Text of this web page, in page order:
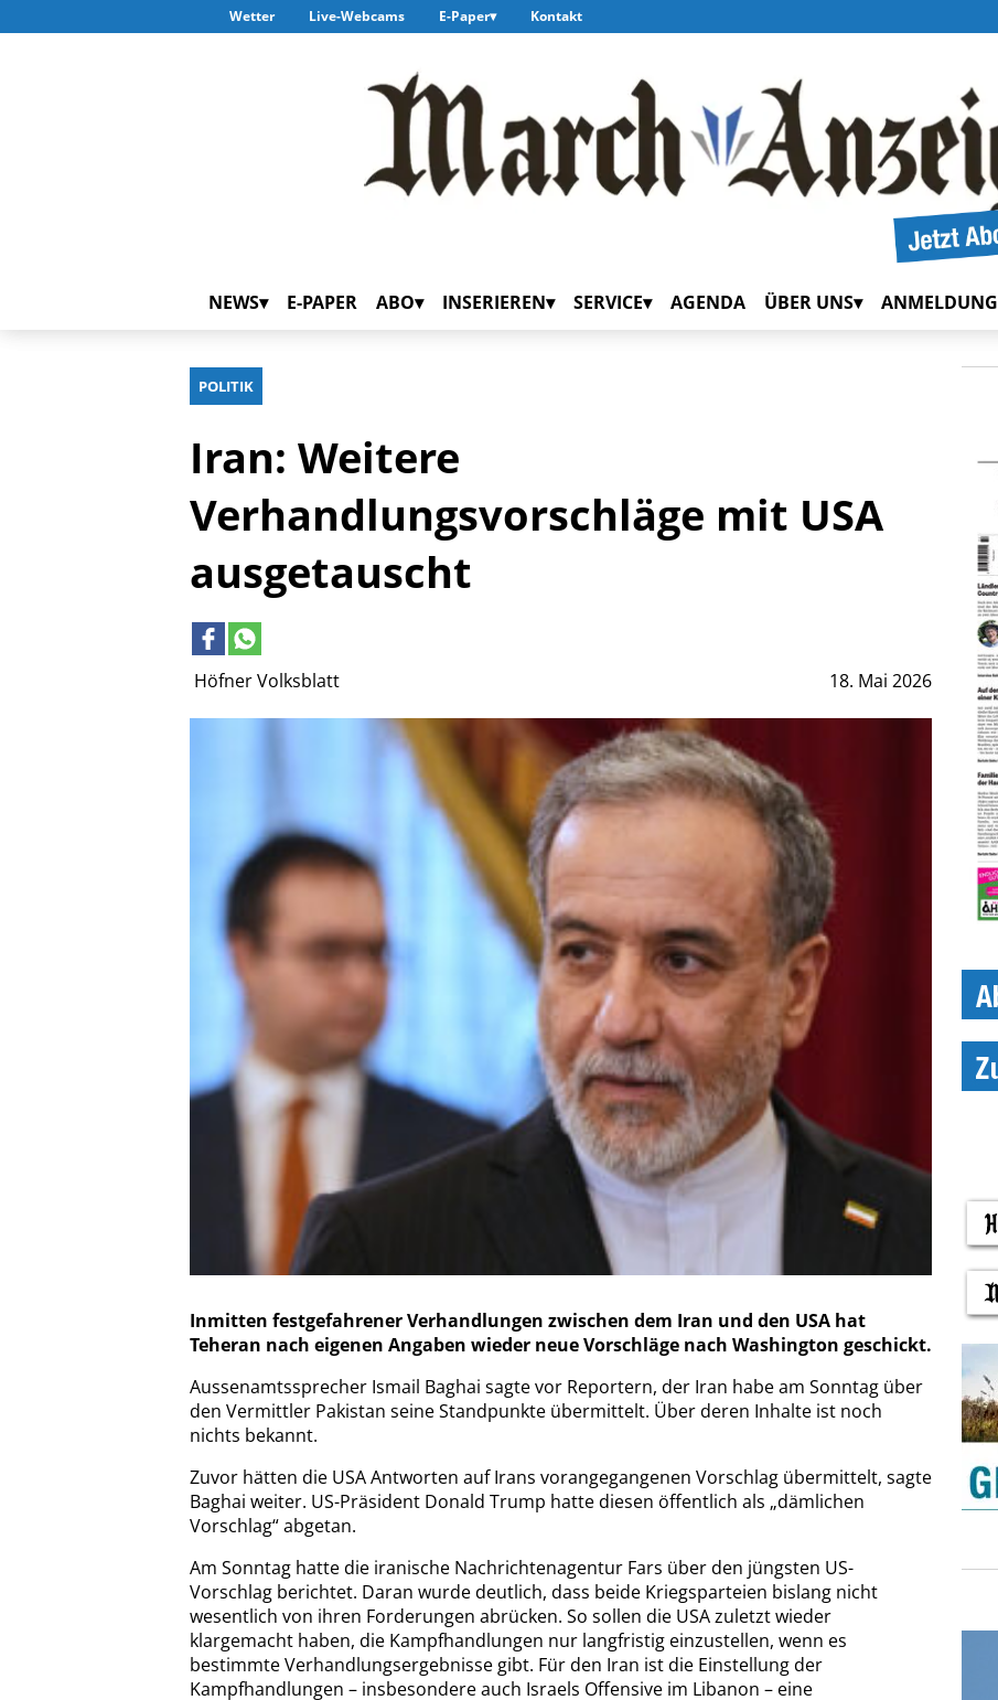
Wetter Live-Webcams E-Paper Kontakt
NEWS E-PAPER ABO INSERIEREN SERVICE AGENDA ÜBER UNS ANMELDUNG
POLITIK
Höfner Volksblatt 18. Mai 2026
Iran: Weitere
Verhandlungsvorschläge mit USA
ausgetauscht
Inmitten festgefahrener Verhandlungen zwischen dem Iran und den USA hat
Teheran nach eigenen Angaben wieder neue Vorschläge nach Washington geschickt.
Aussenamtssprecher Ismail Baghai sagte vor Reportern, der Iran habe am Sonntag über
den Vermittler Pakistan seine Standpunkte übermittelt. Über deren Inhalte ist noch
nichts bekannt.
Zuvor hätten die USA Antworten auf Irans vorangegangenen Vorschlag übermittelt, sagte
Baghai weiter. US-Präsident Donald Trump hatte diesen öffentlich als „dämlichen
Vorschlag“ abgetan.
Am Sonntag hatte die iranische Nachrichtenagentur Fars über den jüngsten US-
Vorschlag berichtet. Daran wurde deutlich, dass beide Kriegsparteien bislang nicht
wesentlich von ihren Forderungen abrücken. So sollen die USA zuletzt wieder
klargemacht haben, die Kampfhandlungen nur langfristig einzustellen, wenn es
bestimmte Verhandlungsergebnisse gibt. Für den Iran ist die Einstellung der
Kampfhandlungen – insbesondere auch Israels Offensive im Libanon – eine